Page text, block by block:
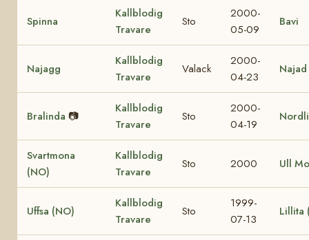
Spinna
Kallblodig
Travare
Sto
2000-
05-09
Bavi
Najagg
Kallblodig
Travare
Valack
2000-
04-23
Najad
Bralinda 📷
Kallblodig
Travare
Sto
2000-
04-19
Svartmona
(NO)
Kallblodig
Travare
Sto 2000 Ull
Uffsa (NO)
Kallblodig
Travare
Sto
1999-
07-13
Lillita